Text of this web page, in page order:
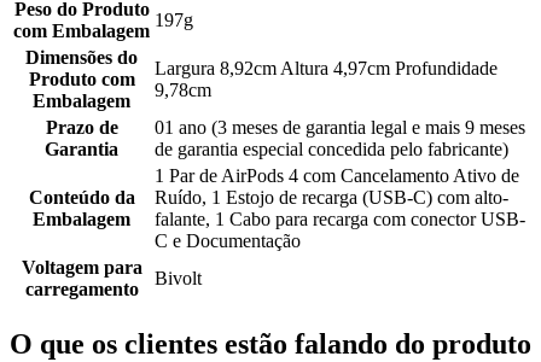
Peso do Produto
com Embalagem
197g
Dimensões do
Produto com
Embalagem
Largura 8,92cm Altura 4,97cm Profundidade
9,78cm
Prazo de
Garantia
01 ano (3 meses de garantia legal e mais 9 meses
de garantia especial concedida pelo fabricante)
Conteúdo da
Embalagem
1 Par de AirPods 4 com Cancelamento Ativo de
Ruído, 1 Estojo de recarga (USB-C) com alto-
falante, 1 Cabo para recarga com conector USB-
C e Documentação
Voltagem para
carregamento
Bivolt
O que os clientes estão falando do produto